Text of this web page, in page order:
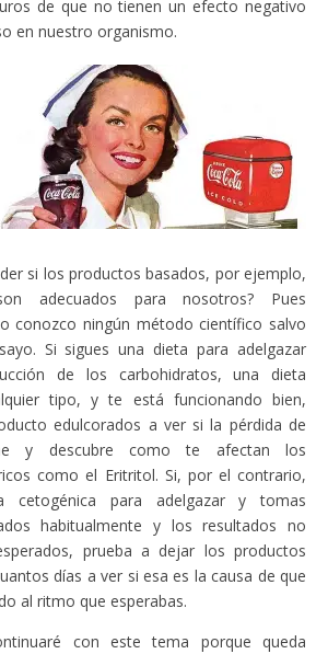
de que no tienen un efecto negativo
en nuestro organismo.
si los productos basados, por ejemplo,
adecuados para nosotros? Pues
conozco ningún método científico salvo
Si sigues una dieta para adelgazar
de los carbohidratos, una dieta
tipo, y te está funcionando bien,
edulcorados a ver si la pérdida de
y descubre como te afectan los
como el Eritritol. Si, por el contrario,
cetogénica para adelgazar y tomas
habitualmente y los resultados no
prueba a dejar los productos
días a ver si esa es la causa de que
al ritmo que esperabas.
con este tema porque queda